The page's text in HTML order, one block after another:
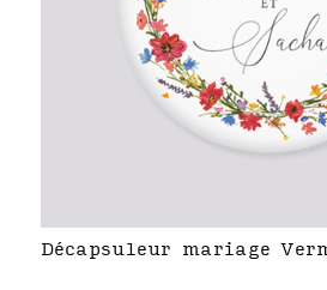
Décapsuleur mariage